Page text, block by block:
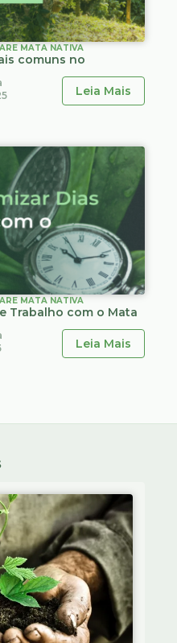
MATA NATIVA
comuns no
Leia Mais
MATA NATIVA
Trabalho com o Mata
Leia Mais